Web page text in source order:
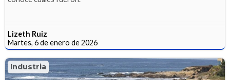
Lizeth Ruiz
Martes, 6 de enero de 2026
Industria